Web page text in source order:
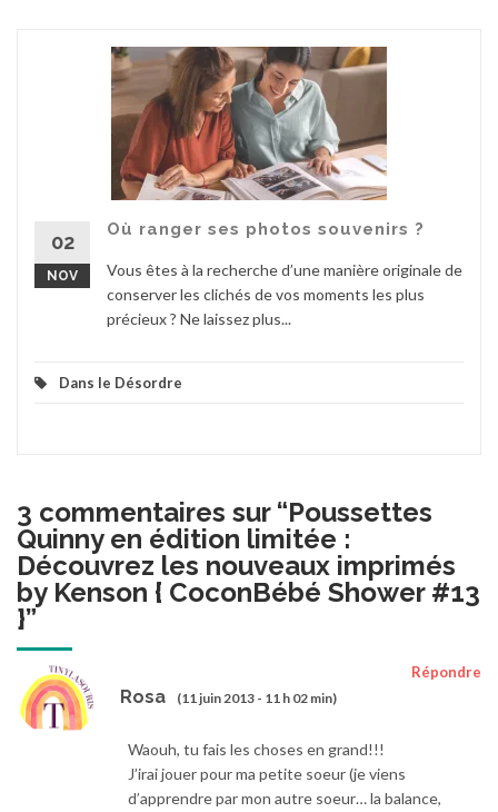
02
NOV
Où ranger ses photos souvenirs ?
Vous êtes à la recherche d’une manière originale de
conserver les clichés de vos moments les plus
précieux ? Ne laissez plus...
Dans le Désordre
3 commentaires sur “Poussettes
Quinny en édition limitée :
Découvrez les nouveaux imprimés
by Kenson { CoconBébé Shower #13
}”
Rosa (11 juin 2013 - 11 h 02 min)
Répondre
Waouh, tu fais les choses en grand!!!
J’irai jouer pour ma petite soeur (je viens
d’apprendre par mon autre soeur… la balance,